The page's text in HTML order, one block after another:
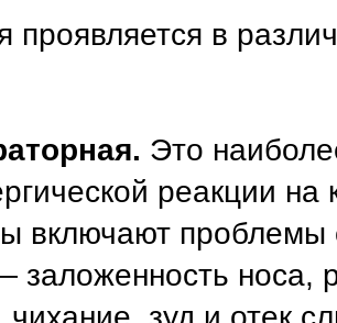
проявляется в
Это
реакции на
включают проблемы
заложенность носа,